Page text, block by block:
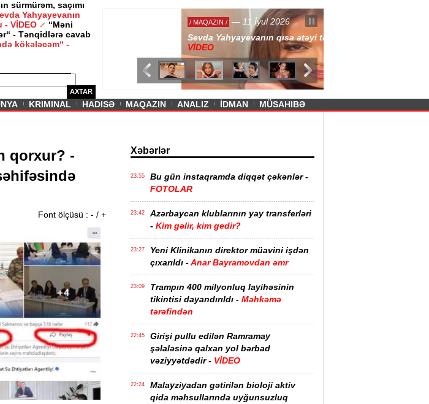
sürmürəm, saçımı
Yahyayevanın
- VİDEO
“Məni
- Tənqidlərə cavab
kökələcəm“ -
AXTAR
— 11 İyul 2026
Sevda Yahyayevanın qısa ətəyi tənqid olundu -
KRIMINAL HADISƏ MAQAZIN ANALIZ İDMAN MÜSAHIBƏ
qorxur? -
Font ölçüsü : - / +
Xəbərlər
23:55
Bu gün instaqramda diqqət çəkənlər -
FOTOLAR
23:42
Azərbaycan klublarının yay transferləri
- Kim gəlir, kim gedir?
23:27
Yeni Klinikanın direktor müavini işdən
çıxarıldı -Anar Bayramovdan əmr
23:09
Trampın 400 milyonluq layihəsinin
tikintisi dayandırıldı - Məhkəmə
tərəfindən
22:45
Girişi pullu edilən Ramramay
şəlaləsinə qalxan yol bərbad
vəziyyətdədir - VİDEO
22:24
Malayziyadan gətirilən bioloji aktiv
qida məhsullarında uyğunsuzluq